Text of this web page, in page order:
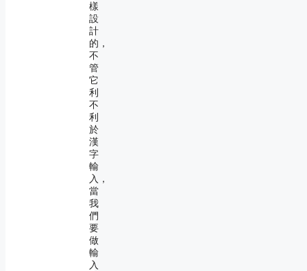
樣
設
計
的，
不
管
它
利
不
利
於
漢
字
輸
入，
當
我
們
要
做
輸
入